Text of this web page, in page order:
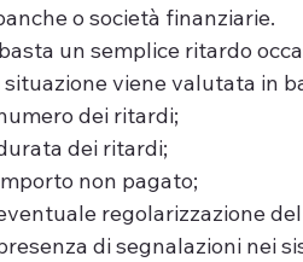
o società finanziarie.
un semplice ritardo
viene valutata in
dei ritardi;
dei ritardi;
non pagato;
regolarizzazione
di segnalazioni nei